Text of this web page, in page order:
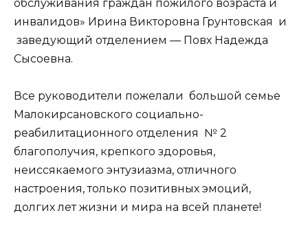
обслуживания граждан пожилого возраста и
инвалидов» Ирина Викторовна Грунтовская и
заведующий отделением — Повх Надежда
Сысоевна.
Все руководители пожелали большой семье
Малокирсановского социально-
реабилитационного отделения № 2
благополучия, крепкого здоровья,
неиссякаемого энтузиазма, отличного
настроения, только позитивных эмоций,
долгих лет жизни и мира на всей планете!